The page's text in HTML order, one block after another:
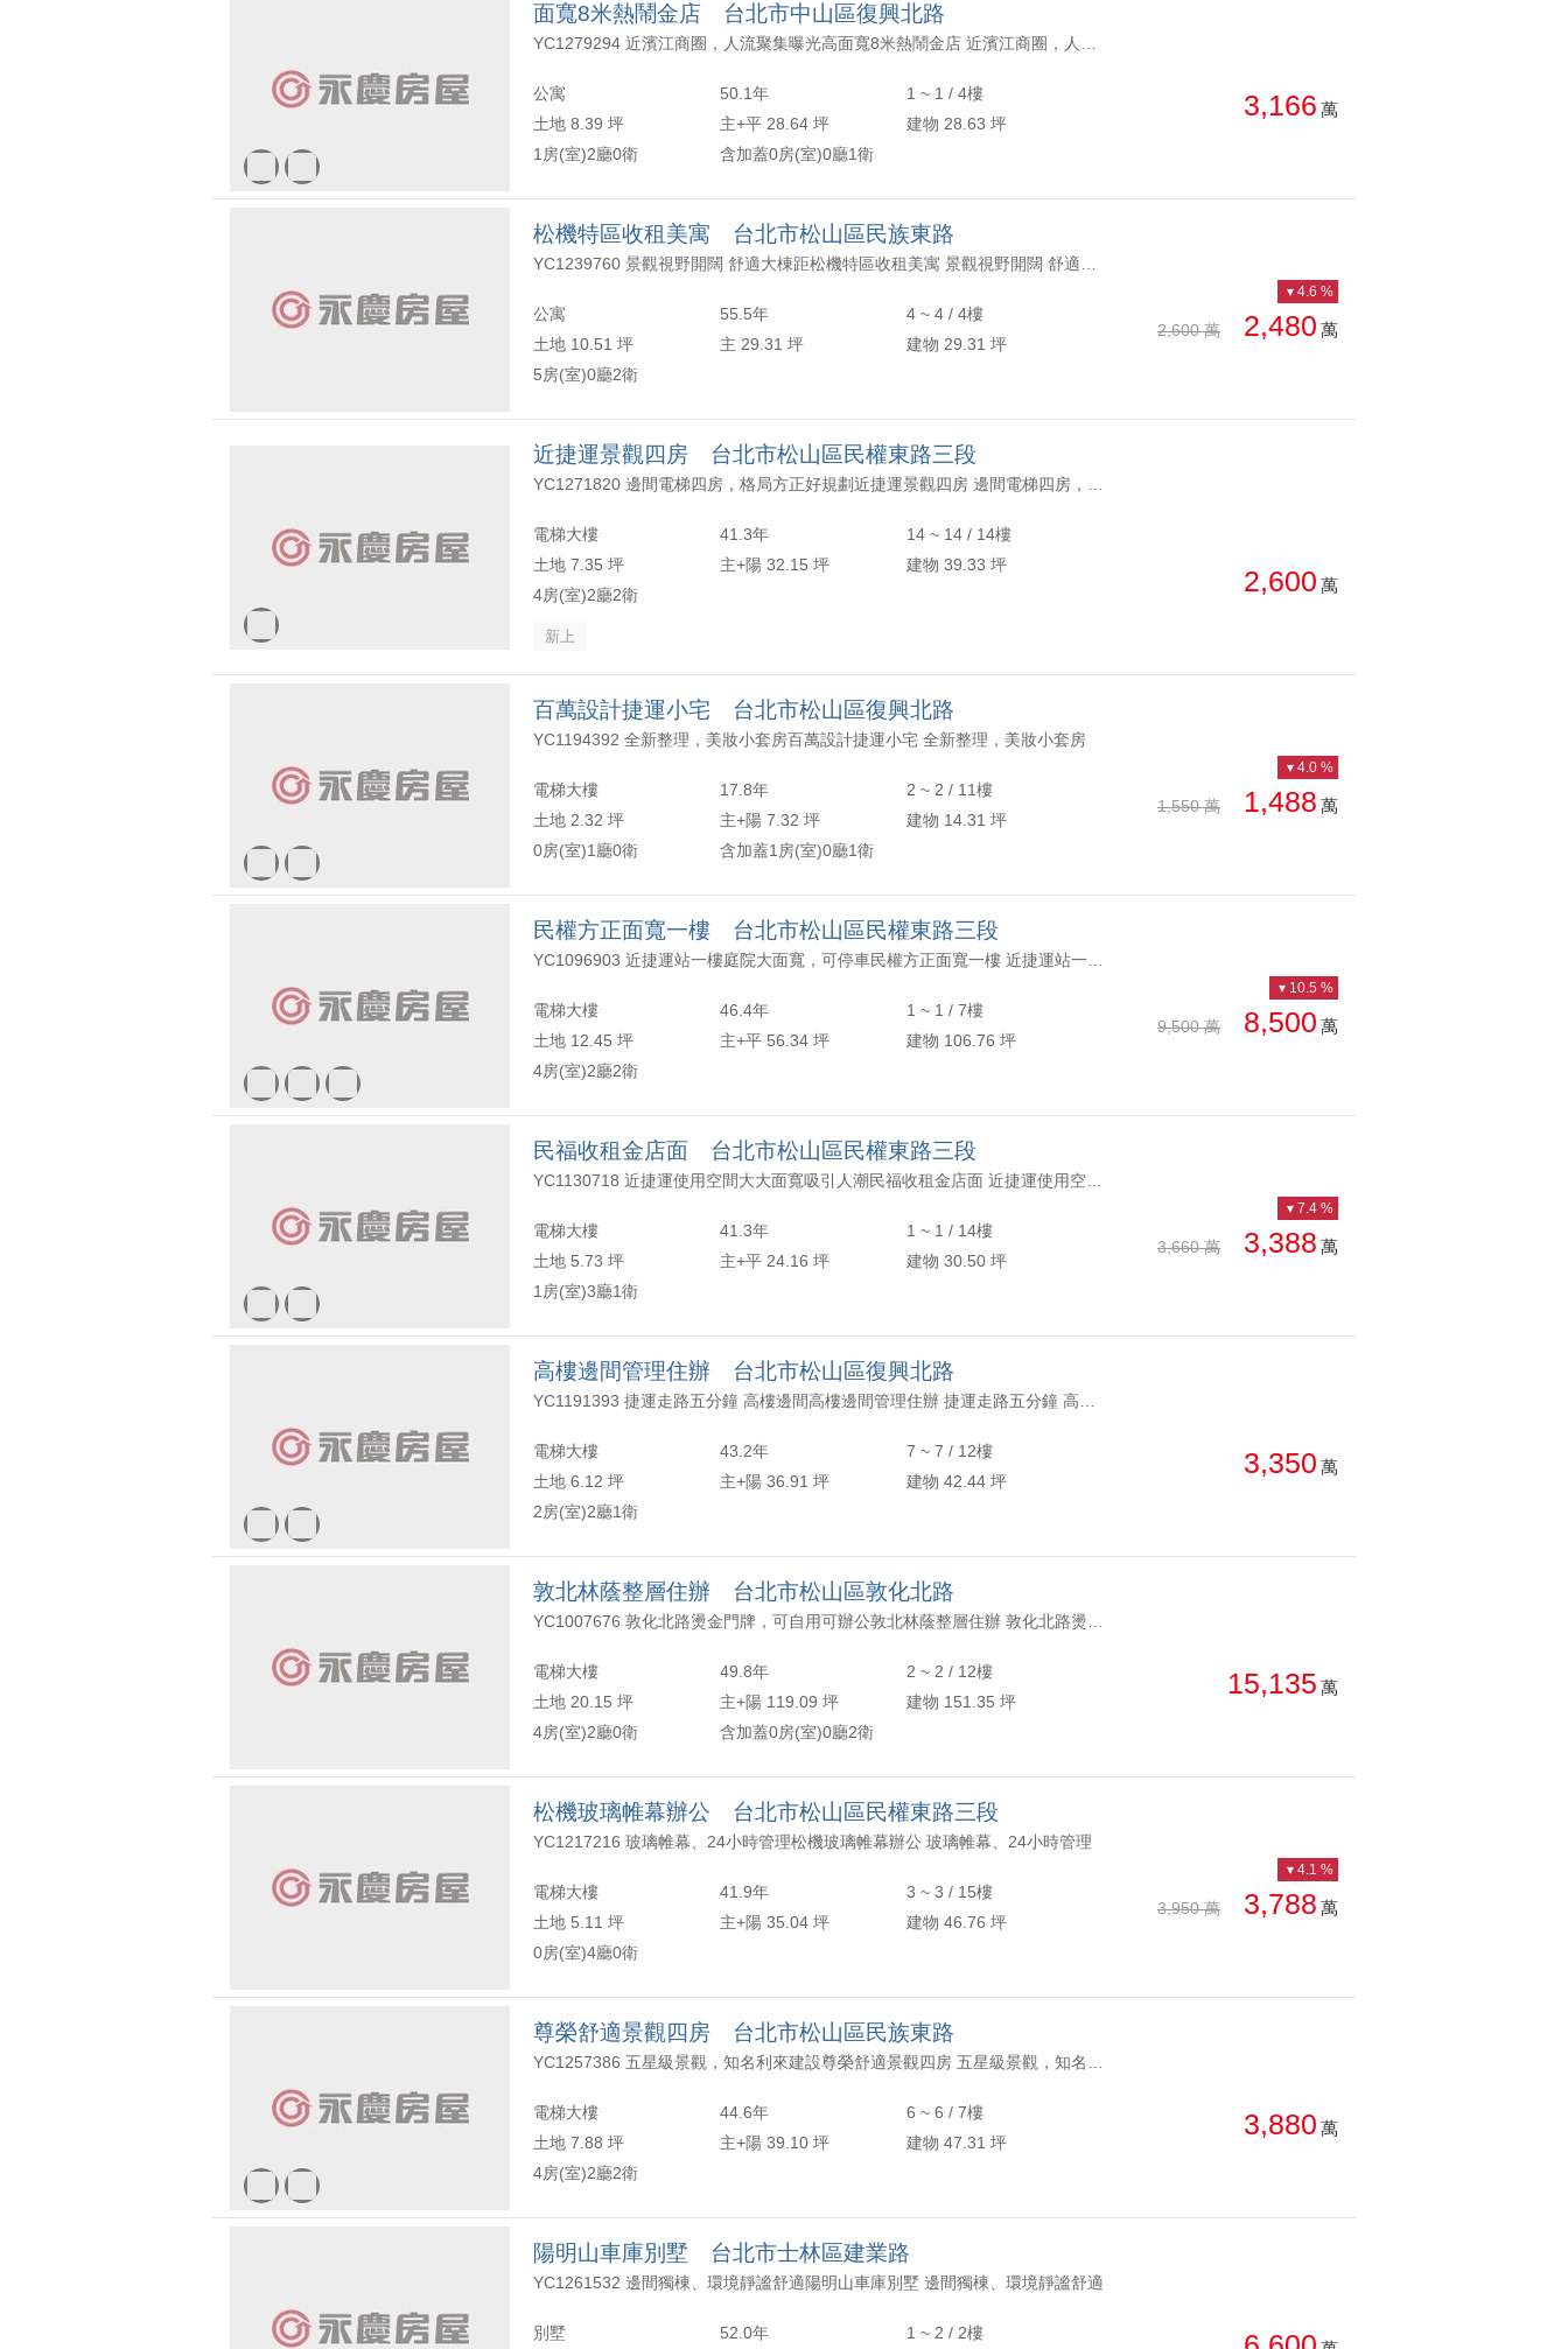
面寬8米熱鬧金店 台北市中山區復興北路
公寓 50.1年
1 ~ 1 / 4樓
土地 8.39 坪
主+平 28.64 坪
建物 28.63 坪
1房(室)2廳0衛
含加蓋0房(室)0廳1衛
3,166 萬
松機特區收租美寓 台北市松山區民族東路
公寓 55.5年
4 ~ 4 / 4樓
土地 10.51 坪
主 29.31 坪
建物 29.31 坪
5房(室)0廳2衛
2,600 萬 2,480 萬
4.6 %
近捷運景觀四房 台北市松山區民權東路三段
電梯大樓 41.3年
14 ~ 14 / 14樓
土地 7.35 坪
主+陽 32.15 坪
建物 39.33 坪
4房(室)2廳2衛
新上
2,600 萬
百萬設計捷運小宅 台北市松山區復興北路
YC1194392 全新整理，美妝小套房百萬設計捷運小宅 全新整理，美妝小套房
電梯大樓 17.8年
2 ~ 2 / 11樓
土地 2.32 坪
主+陽 7.32 坪
建物 14.31 坪
0房(室)1廳0衛
含加蓋1房(室)0廳1衛
1,550 萬 1,488 萬
4.0 %
民權方正面寬一樓 台北市松山區民權東路三段
電梯大樓 46.4年
1 ~ 1 / 7樓
土地 12.45 坪
主+平 56.34 坪
建物 106.76 坪
4房(室)2廳2衛
9,500 萬 8,500 萬
10.5 %
民福收租金店面 台北市松山區民權東路三段
電梯大樓 41.3年
1 ~ 1 / 14樓
土地 5.73 坪
主+平 24.16 坪
建物 30.50 坪
1房(室)3廳1衛
3,660 萬 3,388 萬
7.4 %
高樓邊間管理住辦 台北市松山區復興北路
電梯大樓 43.2年
7 ~ 7 / 12樓
土地 6.12 坪
主+陽 36.91 坪
建物 42.44 坪
2房(室)2廳1衛
3,350 萬
敦北林蔭整層住辦 台北市松山區敦化北路
電梯大樓 49.8年
2 ~ 2 / 12樓
土地 20.15 坪
主+陽 119.09 坪
建物 151.35 坪
4房(室)2廳0衛
含加蓋0房(室)0廳2衛
15,135 萬
松機玻璃帷幕辦公 台北市松山區民權東路三段
YC1217216 玻璃帷幕、24小時管理松機玻璃帷幕辦公 玻璃帷幕、24小時管理
電梯大樓 41.9年
3 ~ 3 / 15樓
土地 5.11 坪
主+陽 35.04 坪
建物 46.76 坪
0房(室)4廳0衛
3,950 萬 3,788 萬
4.1 %
尊榮舒適景觀四房 台北市松山區民族東路
電梯大樓 44.6年
6 ~ 6 / 7樓
土地 7.88 坪
主+陽 39.10 坪
建物 47.31 坪
4房(室)2廳2衛
3,880 萬
陽明山車庫別墅 台北市士林區建業路
YC1261532 邊間獨棟、環境靜謐舒適陽明山車庫別墅 邊間獨棟、環境靜謐舒適
別墅 52.0年 1 ~ 2 / 2樓